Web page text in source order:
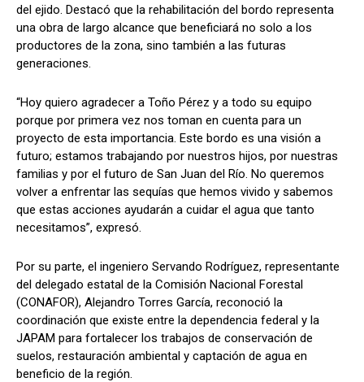
del ejido. Destacó que la rehabilitación del bordo representa
una obra de largo alcance que beneficiará no solo a los
productores de la zona, sino también a las futuras
generaciones.
“Hoy quiero agradecer a Toño Pérez y a todo su equipo
porque por primera vez nos toman en cuenta para un
proyecto de esta importancia. Este bordo es una visión a
futuro; estamos trabajando por nuestros hijos, por nuestras
familias y por el futuro de San Juan del Río. No queremos
volver a enfrentar las sequías que hemos vivido y sabemos
que estas acciones ayudarán a cuidar el agua que tanto
necesitamos”, expresó.
Por su parte, el ingeniero Servando Rodríguez, representante
del delegado estatal de la Comisión Nacional Forestal
(CONAFOR), Alejandro Torres García, reconoció la
coordinación que existe entre la dependencia federal y la
JAPAM para fortalecer los trabajos de conservación de
suelos, restauración ambiental y captación de agua en
beneficio de la región.